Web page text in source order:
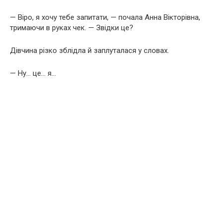
— Віро, я хочу тебе запитати, — почала Анна Вікторівна,
тримаючи в руках чек. — Звідки це?
Дівчина різко зблідла й заплуталася у словах.
— Ну… це… я…